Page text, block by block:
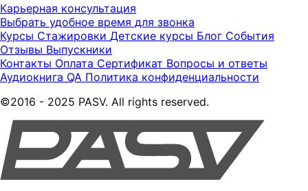
Карьерная консультация
Выбрать удобное время для звонка
Курсы Стажировки Детские курсы Блог События
Отзывы Выпускники
Контакты Оплата Сертификат Вопросы и ответы
Аудиокнига QA Политика конфиденциальности
©2016 - 2025 PASV. All rights reserved.